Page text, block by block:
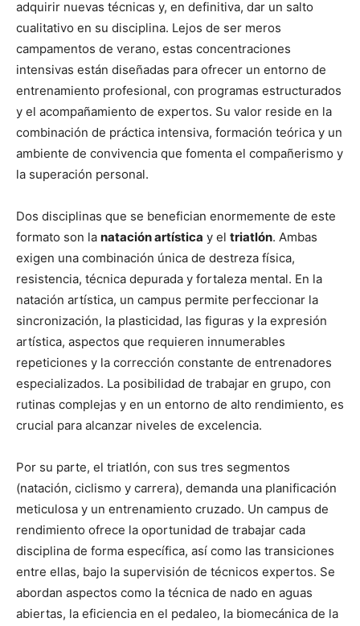
adquirir nuevas técnicas y, en definitiva, dar un salto
cualitativo en su disciplina. Lejos de ser meros
campamentos de verano, estas concentraciones
intensivas están diseñadas para ofrecer un entorno de
entrenamiento profesional, con programas estructurados
y el acompañamiento de expertos. Su valor reside en la
combinación de práctica intensiva, formación teórica y un
ambiente de convivencia que fomenta el compañerismo y
la superación personal.
Dos disciplinas que se benefician enormemente de este
formato son la natación artística y el triatlón. Ambas
exigen una combinación única de destreza física,
resistencia, técnica depurada y fortaleza mental. En la
natación artística, un campus permite perfeccionar la
sincronización, la plasticidad, las figuras y la expresión
artística, aspectos que requieren innumerables
repeticiones y la corrección constante de entrenadores
especializados. La posibilidad de trabajar en grupo, con
rutinas complejas y en un entorno de alto rendimiento, es
crucial para alcanzar niveles de excelencia.
Por su parte, el triatlón, con sus tres segmentos
(natación, ciclismo y carrera), demanda una planificación
meticulosa y un entrenamiento cruzado. Un campus de
rendimiento ofrece la oportunidad de trabajar cada
disciplina de forma específica, así como las transiciones
entre ellas, bajo la supervisión de técnicos expertos. Se
abordan aspectos como la técnica de nado en aguas
abiertas, la eficiencia en el pedaleo, la biomecánica de la